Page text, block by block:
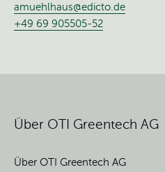
amuehlhaus@edicto.de
+49 69 905505-52
Über OTI Greentech AG
Über OTI Greentech AG